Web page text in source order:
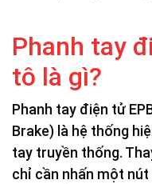
Phanh tay
tô là gì?
Phanh tay điện tử
Brake) là hệ thống
tay truyền thống.
chỉ cần nhấn một